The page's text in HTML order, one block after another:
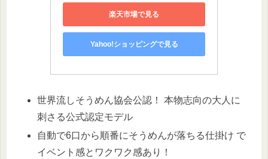
楽天市場で見る
Yahoo!ショッピングで見る
世界流しそうめん協会公認！ 本物志向の大人に
刺さる公式認定モデル
自動で6口から順番にそうめんが落ちる仕掛け で
イベント感とワクワク感あり！